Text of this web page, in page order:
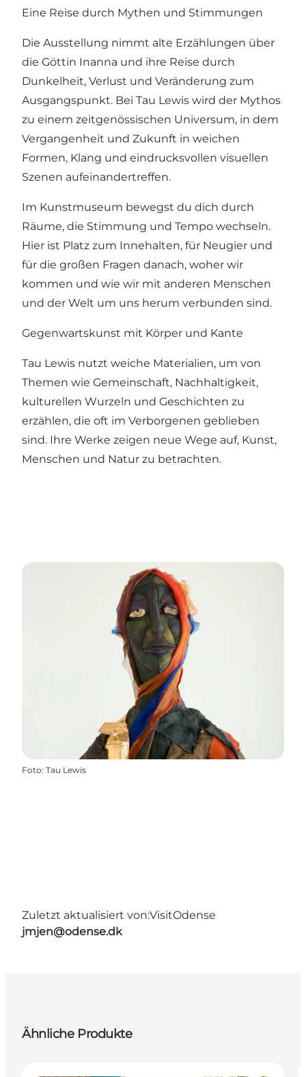
Eine Reise durch Mythen und Stimmungen
Die Ausstellung nimmt alte Erzählungen über
die Göttin Inanna und ihre Reise durch
Dunkelheit, Verlust und Veränderung zum
Ausgangspunkt. Bei Tau Lewis wird der Mythos
zu einem zeitgenössischen Universum, in dem
Vergangenheit und Zukunft in weichen
Formen, Klang und eindrucksvollen visuellen
Szenen aufeinandertreffen.
Im Kunstmuseum bewegst du dich durch
Räume, die Stimmung und Tempo wechseln.
Hier ist Platz zum Innehalten, für Neugier und
für die großen Fragen danach, woher wir
kommen und wie wir mit anderen Menschen
und der Welt um uns herum verbunden sind.
Gegenwartskunst mit Körper und Kante
Tau Lewis nutzt weiche Materialien, um von
Themen wie Gemeinschaft, Nachhaltigkeit,
kulturellen Wurzeln und Geschichten zu
erzählen, die oft im Verborgenen geblieben
sind. Ihre Werke zeigen neue Wege auf, Kunst,
Menschen und Natur zu betrachten.
Foto: Tau Lewis
Zuletzt aktualisiert von:VisitOdense
jmjen@odense.dk
Ähnliche Produkte